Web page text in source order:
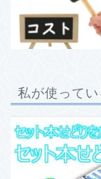
私が使って